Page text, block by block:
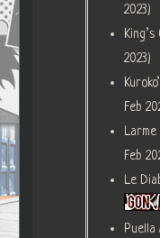
2023)
King’s
2023)
Feb
Feb
Le
Puella